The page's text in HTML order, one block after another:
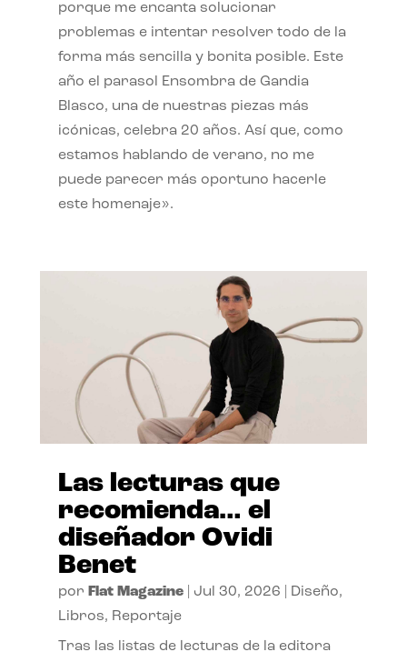
porque me encanta solucionar
problemas e intentar resolver todo de la
forma más sencilla y bonita posible. Este
año el parasol Ensombra de Gandia
Blasco, una de nuestras piezas más
icónicas, celebra 20 años. Así que, como
estamos hablando de verano, no me
puede parecer más oportuno hacerle
este homenaje».
Las lecturas que
recomienda… el
diseñador Ovidi
Benet
por Flat Magazine| Jul 30, 2026 Diseño,
Libros, Reportaje
Tras las listas de lecturas de la editora